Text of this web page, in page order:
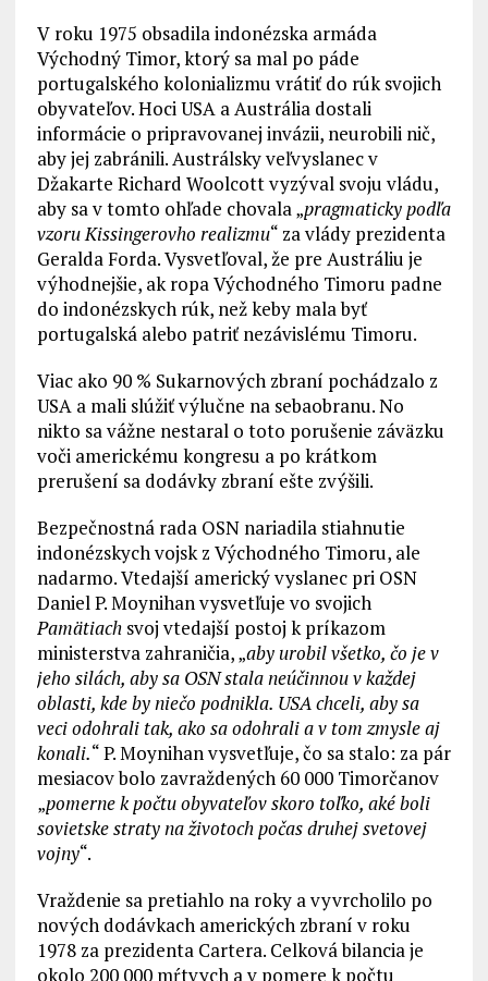
V roku 1975 obsadila indonézska armáda
Východný Timor, ktorý sa mal po páde
portugalského kolonializmu vrátiť do rúk svojich
obyvateľov. Hoci USA a Austrália dostali
informácie o pripravovanej invázii, neurobili nič,
aby jej zabránili. Austrálsky veľvyslanec v
Džakarte Richard Woolcott vyzýval svoju vládu,
aby sa v tomto ohľade chovala „pragmaticky podľa
vzoru Kissingerovho realizmu“ za vlády prezidenta
Geralda Forda. Vysvetľoval, že pre Austráliu je
výhodnejšie, ak ropa Východného Timoru padne
do indonézskych rúk, než keby mala byť
portugalská alebo patriť nezávislému Timoru.
Viac ako 90 % Sukarnových zbraní pochádzalo z
USA a mali slúžiť výlučne na sebaobranu. No
nikto sa vážne nestaral o toto porušenie záväzku
voči americkému kongresu a po krátkom
prerušení sa dodávky zbraní ešte zvýšili.
Bezpečnostná rada OSN nariadila stiahnutie
indonézskych vojsk z Východného Timoru, ale
nadarmo. Vtedajší americký vyslanec pri OSN
Daniel P. Moynihan vysvetľuje vo svojich
Pamätiachsvoj vtedajší postoj k príkazom
ministerstva zahraničia, „aby urobil všetko, čo je v
jeho silách, aby sa OSN stala neúčinnou v každej
oblasti, kde by niečo podnikla. USA chceli, aby sa
veci odohrali tak, ako sa odohrali a v tom zmysle aj
konali.“ P. Moynihan vysvetľuje, čo sa stalo: za pár
mesiacov bolo zavraždených 60 000 Timorčanov
„pomerne k počtu obyvateľov skoro toľko, aké boli
sovietske straty na životoch počas druhej svetovej
vojny“.
Vraždenie sa pretiahlo na roky a vyvrcholilo po
nových dodávkach amerických zbraní v roku
1978 za prezidenta Cartera. Celková bilancia je
okolo 200 000 mŕtvych a v pomere k počtu